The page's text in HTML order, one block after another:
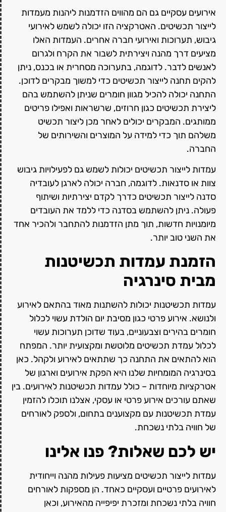
אירועים עסקיים גם הם מהווים הזדמנות ליהנות מעמדות
לייצור תכשיטים. האטרקציה הזו יכולה לשמש לאירועי
גיבוש, תערוכות ואירועי חברה אחרים. העמדות האלו
מציעים דרך מהנה ויצירתית לשבור את הקרח ולגרום
לאנשים לדבר. לדוגמה, בתערוכה מסחרית או בכנס, ניתן
להקים תחנה לייצור תכשיטים כדי למשוך מבקרים לדוכן.
התחנה יכולה להכיל מגוון חומרים שניתן להשתמש בהם
ליצירת תכשיטים כגון חרוזים, שרשראות ואפילו פריטים
ממותגים. המבקרים יכולים לאחר מכן ליצור תכשיט
משלהם תוך כדי למידה על המוצרים והשירותים של
החברה.
עמדות לייצור תכשיטים יכולות לשמש גם לפעילויות גיבוש
צוות או סדנאות. לדוגמה, חברה יכולה לארגן לעובדיה
סדנה לייצור תכשיטים כדרך לקדם יצירתיות ושיתוף
פעולה. ניתן להשתמש בסדנה כדי ללמד את העובדים
מיומנויות חדשות, תוך מתן הזדמנות להתחבר ולהכיר אחד
את השני טוב יותר.
הזמנת עמדות תכשיטנות
מבית סינרגיה
עמדות תכשיטנות יכולות להשתנות מאוד בהתאם לאירוע
ולנושא. אירוע פרטי כגון מסיבת יום הולדת עשוי לכלול
חומרים בהירים וצבעוניים, בעוד שדוכן תערוכות עשוי
לכלול עמדת תכשיטים מלוטשת ומקצועית יותר. המפתח
הוא להתאים את התחנה כך שתתאים לאירוע ולקהל. כאן
בסינרגיה המומחיות שלנו היא הפקת אירועים וארגון של
אטרקציות מיוחדות – כולל עמדות תכשיטנות לאירועים. בין
שאתם עורכים אירוע פרטי או עסקי, אצלנו תוכלו להזמין
עמדת תכשיטנות עם מקצוענים בתחום, ולספק לאורחים
של חוויה בלתי נשכחת.
יש לכם שאלות? פנו אלינו
עמדות לייצור תכשיטים מציעות פעילות מהנה וייחודית
לאירועים פרטיים ועסקיים כאחד. הן מספקות לאורחים
חוויה בלתי נשכחת ומזכרת יפיפייה מהאירוע, וכאן